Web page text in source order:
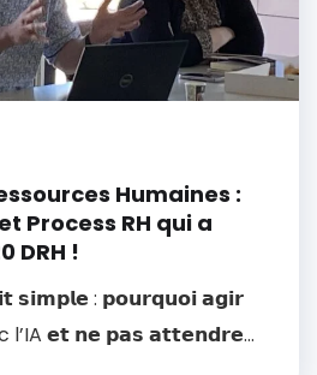
Humaines :
Process RH qui a
DRH !
𝘀𝗶𝗺𝗽𝗹𝗲 : 𝗽𝗼𝘂𝗿𝗾𝘂𝗼𝗶 𝗮𝗴𝗶𝗿
𝗲𝘁 𝗻𝗲 𝗽𝗮𝘀 𝗮𝘁𝘁𝗲𝗻𝗱𝗿𝗲...